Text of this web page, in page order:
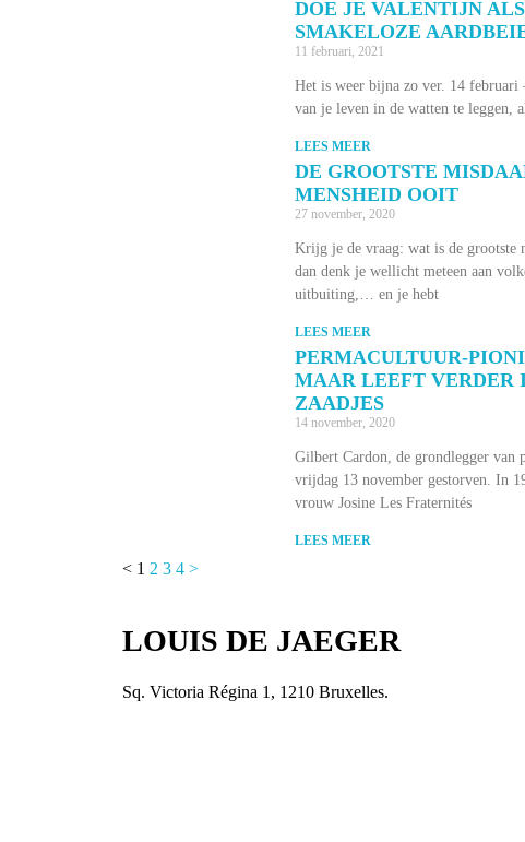
DOE JE VALENTIJN
SMAKELOZE
11 februari, 2021
Het is weer bijna zo ver. 14 februari
van je leven in de watten te leggen,
LEES MEER
DE GROOTSTE
MENSHEID OOIT
27 november, 2020
Krijg je de vraag: wat is de grootste
dan denk je wellicht meteen aan
uitbuiting,… en je hebt
LEES MEER
PERMACULTUUR-
MAAR LEEFT VERDER
ZAADJES
14 november, 2020
Gilbert Cardon, de grondlegger van
vrijdag 13 november gestorven. In
vrouw Josine Les Fraternités
LEES MEER
< 1 2 3 4 >
LOUIS DE JAEGER
Sq. Victoria Régina 1, 1210 Bruxelles.